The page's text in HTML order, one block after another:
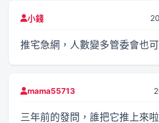
小錢
推宅急網，人數變多管委會也
mama55713
三年前的發問，誰把它推上來啦